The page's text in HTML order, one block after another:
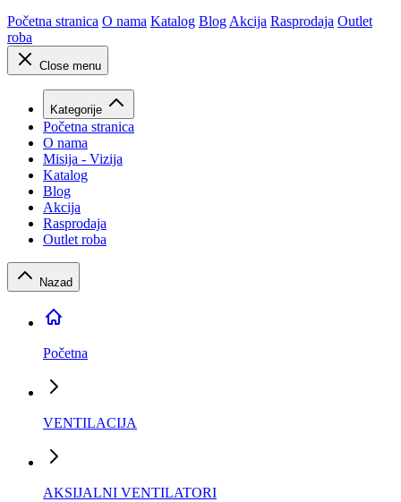
Početna stranica O nama Katalog Blog Akcija Rasprodaja Outlet
roba
Close menu
Kategorije
Početna stranica
O nama
Misija - Vizija
Katalog
Blog
Akcija
Rasprodaja
Outlet roba
Nazad
Početna
VENTILACIJA
AKSIJALNI VENTILATORI